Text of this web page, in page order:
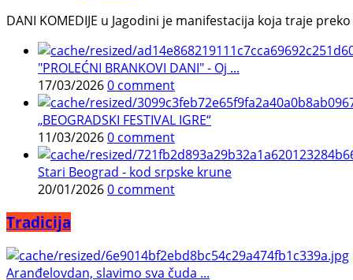
DANI KOMEDIJE u Jagodini je manifestacija koja traje
"PROLEĆNI BRANKOVI DANI" - Oj ...
17/03/20260 comment
„BEOGRADSKI FESTIVAL IGRE“
11/03/20260 comment
Stari Beograd - kod srpske krune
20/01/20260 comment
Tradicija
Aranđelovdan, slavimo sva čuda ...